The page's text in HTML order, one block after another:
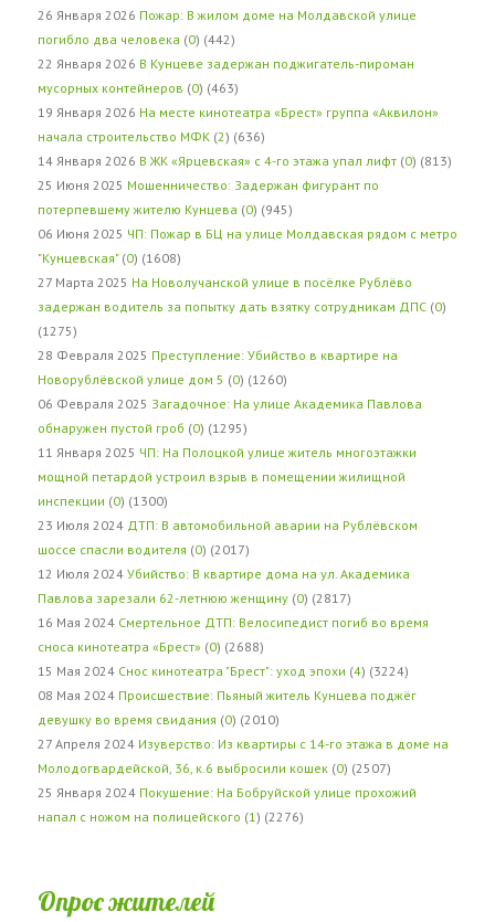
26 Января 2026 Пожар: В жилом доме на Молдавской улице
погибло два человека (0) (442)
22 Января 2026 В Кунцеве задержан поджигатель-пироман
мусорных контейнеров (0) (463)
19 Января 2026 На месте кинотеатра «Брест» группа «Аквилон»
начала строительство МФК (2) (636)
14 Января 2026 В ЖК «Ярцевская» с 4-го этажа упал лифт (0) (813)
25 Июня 2025 Мошенничество: Задержан фигурант по
потерпевшему жителю Кунцева (0) (945)
06 Июня 2025 ЧП: Пожар в БЦ на улице Молдавская рядом с метро
"Кунцевская" (0) (1608)
27 Марта 2025 На Новолучанской улице в посёлке Рублёво
задержан водитель за попытку дать взятку сотрудникам ДПС (0)
(1275)
28 Февраля 2025 Преступление: Убийство в квартире на
Новорублёвской улице дом 5 (0) (1260)
06 Февраля 2025 Загадочное: На улице Академика Павлова
обнаружен пустой гроб (0) (1295)
11 Января 2025 ЧП: На Полоцкой улице житель многоэтажки
мощной петардой устроил взрыв в помещении жилищной
инспекции (0) (1300)
23 Июля 2024 ДТП: В автомобильной аварии на Рублёвском
шоссе спасли водителя (0) (2017)
12 Июля 2024 Убийство: В квартире дома на ул. Академика
Павлова зарезали 62-летнюю женщину (0) (2817)
16 Мая 2024 Смертельное ДТП: Велосипедист погиб во время
сноса кинотеатра «Брест» (0) (2688)
15 Мая 2024 Снос кинотеатра "Брест": уход эпохи (4) (3224)
08 Мая 2024 Происшествие: Пьяный житель Кунцева поджёг
девушку во время свидания (0) (2010)
27 Апреля 2024 Изуверство: Из квартиры с 14-го этажа в доме на
Молодогвардейской, 36, к.6 выбросили кошек (0) (2507)
25 Января 2024 Покушение: На Бобруйской улице прохожий
напал с ножом на полицейского (1 ) (2276)
Опрос жителей